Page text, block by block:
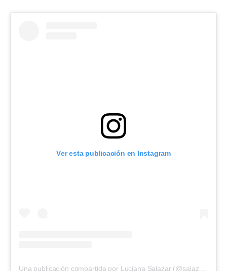
Ver esta publicación en Instagram